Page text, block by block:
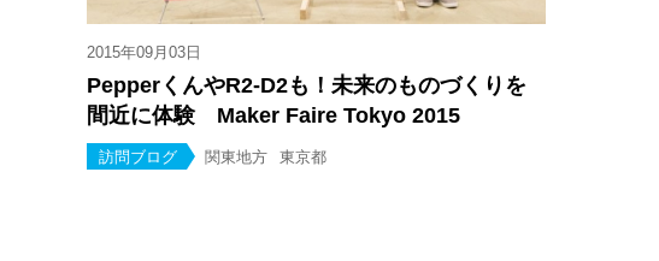
2015年09月03日
PepperくんやR2-D2も！未来のものづくりを
間近に体験 Maker Faire Tokyo 2015
訪問ブログ 関東地方 東京都